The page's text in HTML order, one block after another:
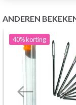
ANDEREN
40%korting